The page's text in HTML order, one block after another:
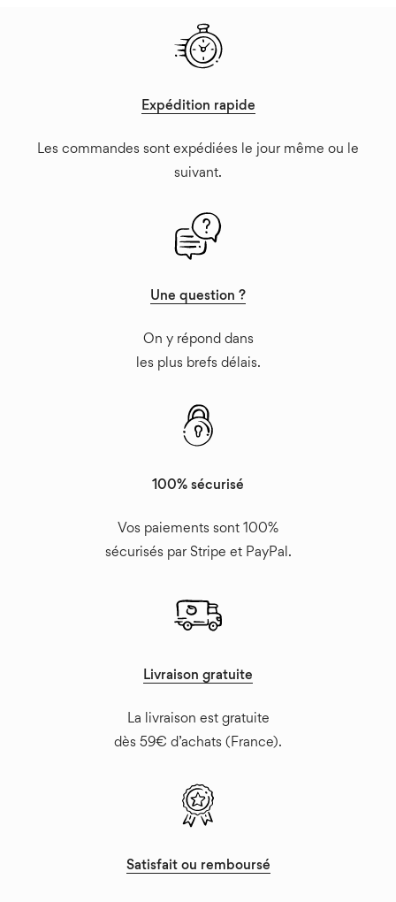
produit
Expédition rapide
Les commandes sont expédiées le jour même ou le
suivant.
Une question ?
On y répond dans
les plus brefs délais.
100% sécurisé
Vos paiements sont 100%
sécurisés par Stripe et PayPal.
Livraison gratuite
La livraison est gratuite
dès 59€ d’achats (France).
Satisfait ou remboursé